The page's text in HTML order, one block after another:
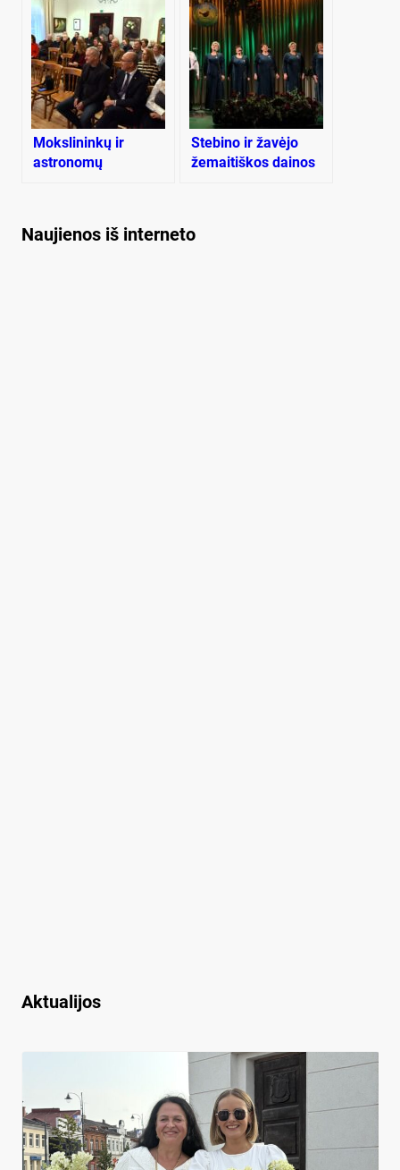
gyvenimo faktus
Mokslininkų ir
astronomų
Stebino ir žavėjo
žemaitiškos dainos
Naujienos iš interneto
Aktualijos